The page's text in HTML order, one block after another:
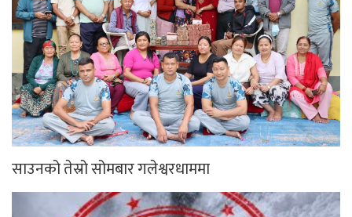
साउनको तेस्रो सोमबार गलेश्वरधाममा